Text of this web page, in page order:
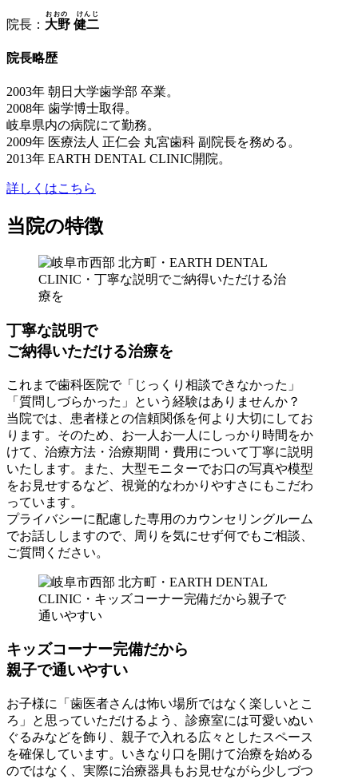
院長： 大野 健二
おおの けんじ
院長略歴
2003年 朝日大学歯学部 卒業。
2008年 歯学博士取得。
岐阜県内の病院にて勤務。
2009年 医療法人 正仁会 丸宮歯科 副院長を務める。
2013年 EARTH DENTAL CLINIC開院。
詳しくはこちら
当院の特徴
丁寧な説明で
ご納得いただける治療を
これまで歯科医院で「じっくり相談できなかった」
「質問しづらかった」という経験はありませんか？
当院では、患者様との信頼関係を何より大切にしてお
ります。そのため、お一人お一人にしっかり時間をか
けて、治療方法・治療期間・費用について丁寧に説明
いたします。また、大型モニターでお口の写真や模型
をお見せするなど、視覚的なわかりやすさにもこだわ
っています。
プライバシーに配慮した専用のカウンセリングルーム
でお話ししますので、周りを気にせず何でもご相談、
ご質問ください。
キッズコーナー完備だから
親子で通いやすい
お子様に「歯医者さんは怖い場所ではなく楽しいとこ
ろ」と思っていただけるよう、診療室には可愛いぬい
ぐるみなどを飾り、親子で入れる広々としたスペース
を確保しています。いきなり口を開けて治療を始める
のではなく、実際に治療器具もお見せながら少しづつ